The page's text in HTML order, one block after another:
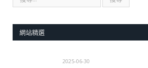
網站精選
2025-06-30